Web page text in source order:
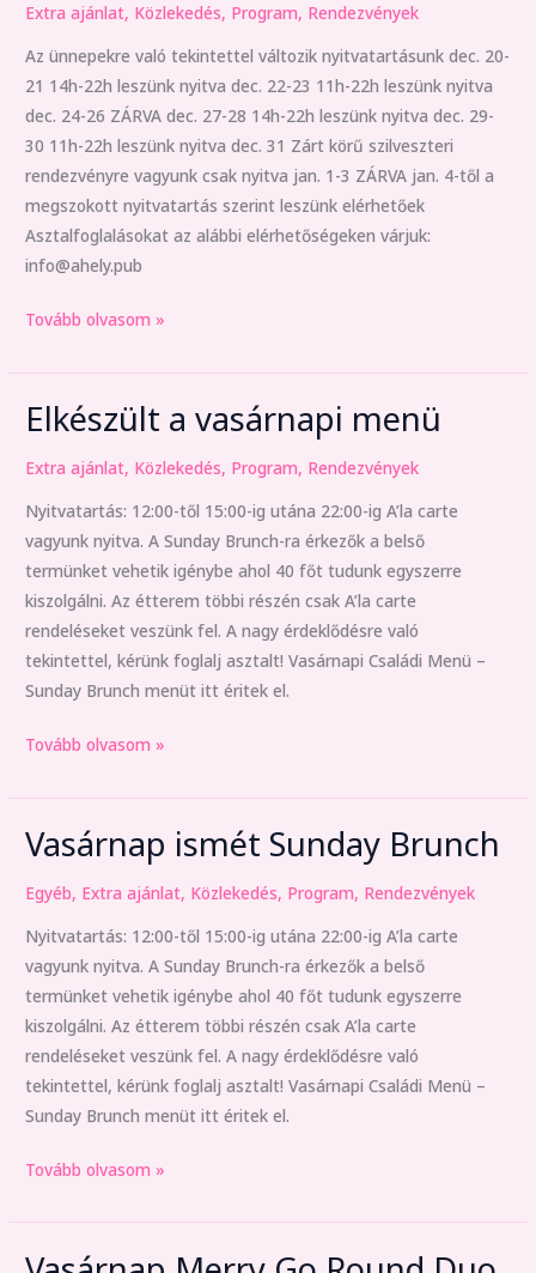
Extra ajánlat, Közlekedés, Program, Rendezvények
Az ünnepekre való tekintettel változik nyitvatartásunk dec. 20-
21 14h-22h leszünk nyitva dec. 22-23 11h-22h leszünk nyitva
dec. 24-26 ZÁRVA dec. 27-28 14h-22h leszünk nyitva dec. 29-
30 11h-22h leszünk nyitva dec. 31 Zárt körű szilveszteri
rendezvényre vagyunk csak nyitva jan. 1-3 ZÁRVA jan. 4-től a
megszokott nyitvatartás szerint leszünk elérhetőek
Asztalfoglalásokat az alábbi elérhetőségeken várjuk:
info@ahely.pub
Tovább olvasom »
Elkészült a vasárnapi menü
Extra ajánlat, Közlekedés, Program, Rendezvények
Nyitvatartás: 12:00-től 15:00-ig utána 22:00-ig A’la carte
vagyunk nyitva. A Sunday Brunch-ra érkezők a belső
termünket vehetik igénybe ahol 40 főt tudunk egyszerre
kiszolgálni. Az étterem többi részén csak A’la carte
rendeléseket veszünk fel. A nagy érdeklődésre való
tekintettel, kérünk foglalj asztalt! Vasárnapi Családi Menü –
Sunday Brunch menüt itt éritek el.
Elkészült
vasárnapi
menü
Tovább olvasom »
Vasárnap ismét Sunday Brunch
Egyéb, Extra ajánlat, Közlekedés, Program, Rendezvények
Nyitvatartás: 12:00-től 15:00-ig utána 22:00-ig A’la carte
vagyunk nyitva. A Sunday Brunch-ra érkezők a belső
termünket vehetik igénybe ahol 40 főt tudunk egyszerre
kiszolgálni. Az étterem többi részén csak A’la carte
rendeléseket veszünk fel. A nagy érdeklődésre való
tekintettel, kérünk foglalj asztalt! Vasárnapi Családi Menü –
Sunday Brunch menüt itt éritek el.
Vasárnap
Sunday
Brunch
Tovább olvasom »
Vasárnap